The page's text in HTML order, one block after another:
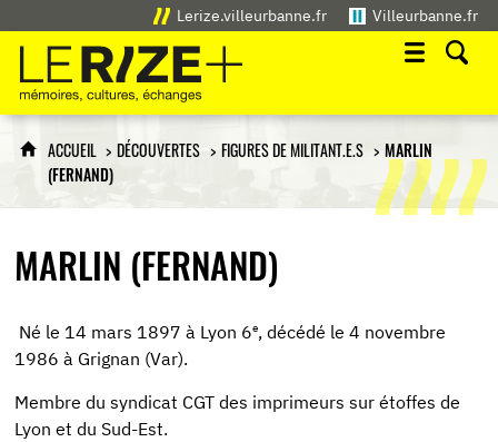
Lerize.villeurbanne.fr Villeurbanne.fr
Le Rize+
mémoires, cultures, échanges
ACCUEIL DÉCOUVERTES FIGURES DE MILITANT.E.S
MARLIN
(FERNAND)
MARLIN (FERNAND)
Né le 14 mars 1897 à Lyon 6e, décédé le 4 novembre
1986 à Grignan (Var).
Membre du syndicat CGT des imprimeurs sur étoffes de
Lyon et du Sud-Est.